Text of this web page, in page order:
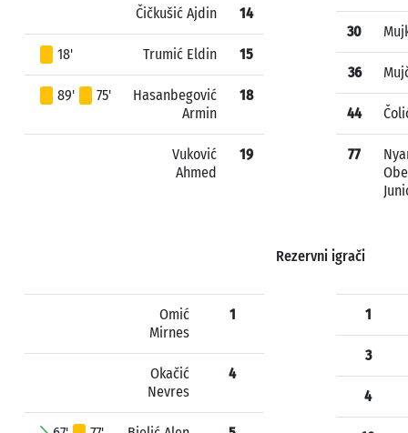
Čičkušić Ajdin 14
18' Trumić Eldin 15
89' 75'
Hasanbegović
Armin
18
Vuković
Ahmed
19
30
36
44
77
Rezervni igrači
Omić
Mirnes
1
Okačić
Nevres
4
1
3
4